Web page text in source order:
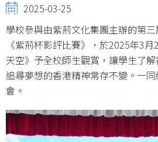
2025-03-25
學校參與由紫荊文化集團主辦的第
《紫荊杯影評比賽》，於2025年3
天空》予全校師生觀賞，讓學生了解
追尋夢想的香港精神常存不變。一
會。